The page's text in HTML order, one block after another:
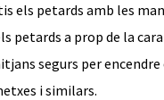
els petards amb les
petards a prop de la
segurs per
i similars.